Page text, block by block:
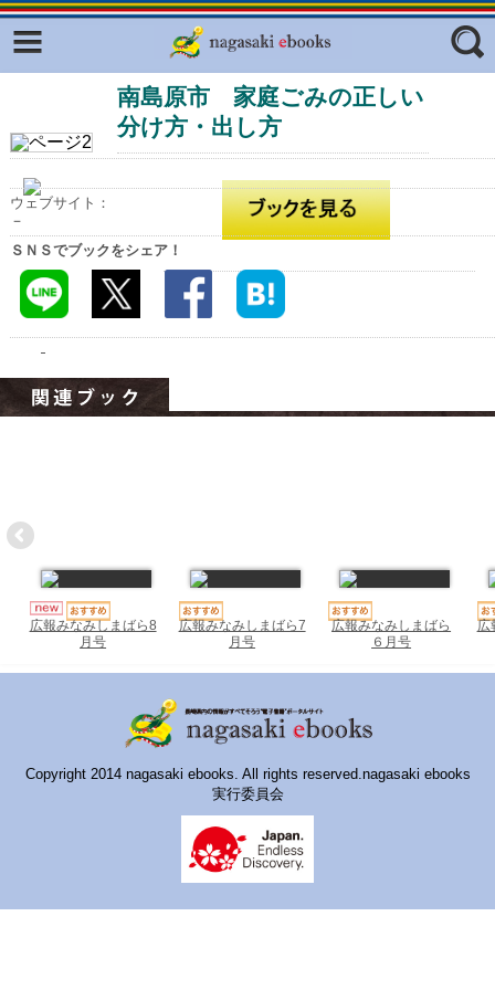
フリーワード
ジャンル
エリア
南島原市 家庭ごみの正しい
分け方・出し方
ウェブサイト：
－
ＳＮＳでブックをシェア！
広報みなみしまばら8
月号
広報みなみしまばら7
月号
広報みなみしまばら
６月号
広
Copyright 2014 nagasaki ebooks. All rights reserved.nagasaki ebooks
実行委員会
Facebook
ふくいろキラリプロジェクト
東京観光デジタルパンフレットギャ
ラリー（TOKYO Brochures）
復興応援企画
広報誌ナビ
長崎と天草地方の潜伏キリシタン
関連遺産
いきebooks
ながよebooks
おおむらebooks
みなみしまばらebooks
さいかいイーブックス